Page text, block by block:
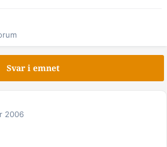
Svar i emnet
2006